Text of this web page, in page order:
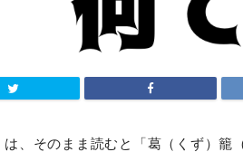
は、そのまま読むと「葛（くず）籠